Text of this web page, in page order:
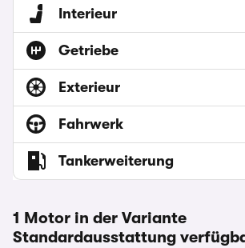
Interieur
Getriebe
Exterieur
Fahrwerk
Tankerweiterung
1 Motor in der Variante
Standardausstattung